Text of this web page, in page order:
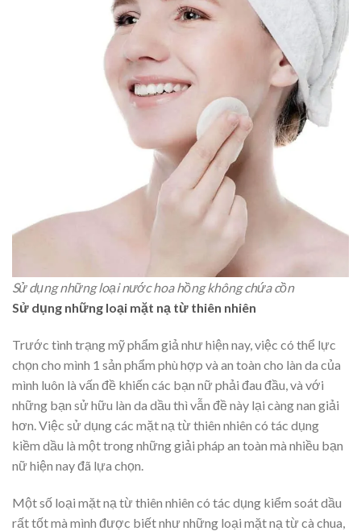
Sử dụng những loại nước hoa hồng không chứa cồn
Sử dụng những loại mặt nạ từ thiên nhiên
Trước tình trạng mỹ phẩm giả như hiện nay, việc có thể lực
chọn cho mình 1 sản phẩm phù hợp và an toàn cho làn da của
mình luôn là vấn đề khiến các bạn nữ phải đau đầu, và với
những bạn sử hữu làn da dầu thì vẫn đề này lại càng nan giải
hơn. Việc sử dụng các mặt nạ từ thiên nhiên có tác dụng
kiềm dầu là một trong những giải pháp an toàn mà nhiều bạn
nữ hiện nay đã lựa chọn.
Một số loại mặt nạ từ thiên nhiên có tác dụng kiểm soát dầu
rất tốt mà mình được biết như những loại mặt nạ từ cà chua,